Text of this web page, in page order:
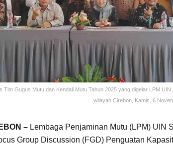
Tim Gugus Mutu dan Kendali Mutu Tahun 2025 yang digelar LPM
wilayah Cirebon, Kamis, 6
– Lembaga Penjaminan Mutu (LPM) UIN
Group Discussion (FGD) Penguatan